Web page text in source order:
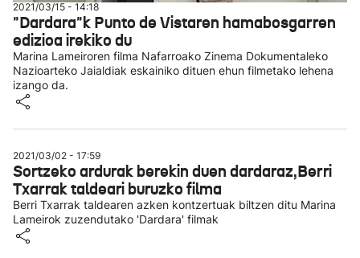
2021/03/15 - 14:18
"Dardara"k Punto de Vistaren hamabosgarren
edizioa irekiko du
Marina Lameiroren filma Nafarroako Zinema Dokumentaleko
Nazioarteko Jaialdiak eskainiko dituen ehun filmetako lehena
izango da.
2021/03/02 - 17:59
Sortzeko ardurak berekin duen dardaraz,Berri
Txarrak taldeari buruzko filma
Berri Txarrak taldearen azken kontzertuak biltzen ditu Marina
Lameirok zuzendutako 'Dardara' filmak